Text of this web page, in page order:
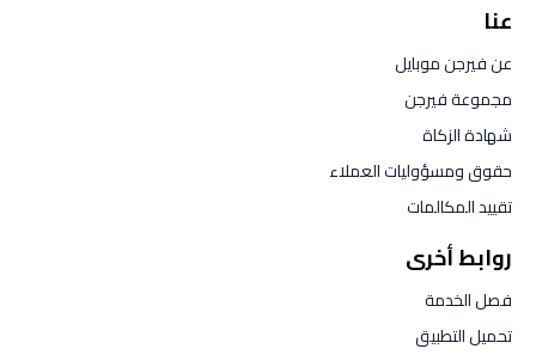
عنا
عن فيرجن موبايل
مجموعة فيرجن
شهادة الزكاة
حقوق ومسؤوليات العملاء
تقييد المكالمات
روابط أخرى
فصل الخدمة
تحميل التطبيق